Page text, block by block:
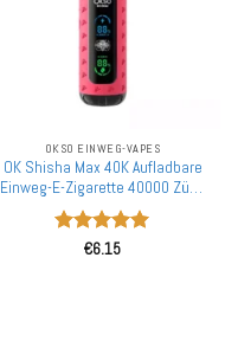
OKSO EINWEG-VAPES
OK Shisha Max 40K Aufladbare
Einweg-E-Zigarette 40000 Züge
Großhandel Einzelhandel EU
Bewertet
€6.15